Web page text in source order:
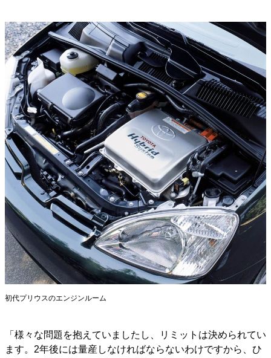
初代プリウスのエンジンルーム
「様々な問題を抱えていましたし、リミットは決められてい
ます。2年後には量産しなければならないわけですから、ひ